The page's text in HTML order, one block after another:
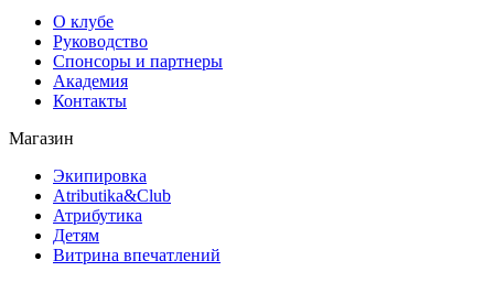
О клубе
Руководство
Спонсоры и партнеры
Академия
Контакты
Магазин
Экипировка
Atributika&Club
Атрибутика
Детям
Витрина впечатлений